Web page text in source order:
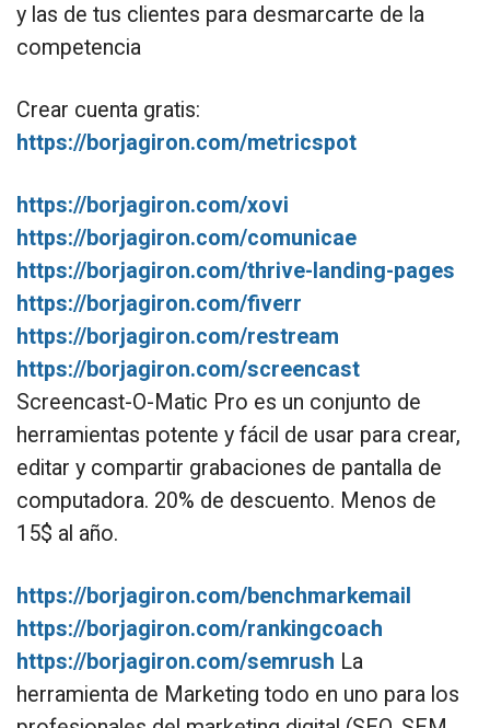
y las de tus clientes para desmarcarte de la
competencia
Crear cuenta gratis:
https://borjagiron.com/metricspot
https://borjagiron.com/xovi
https://borjagiron.com/comunicae
https://borjagiron.com/thrive-landing-pages
https://borjagiron.com/fiverr
https://borjagiron.com/restream
https://borjagiron.com/screencast
Screencast-O-Matic Pro es un conjunto de
herramientas potente y fácil de usar para crear,
editar y compartir grabaciones de pantalla de
computadora. 20% de descuento. Menos de
15$ al año.
https://borjagiron.com/benchmarkemail
https://borjagiron.com/rankingcoach
https://borjagiron.com/semrush La
herramienta de Marketing todo en uno para los